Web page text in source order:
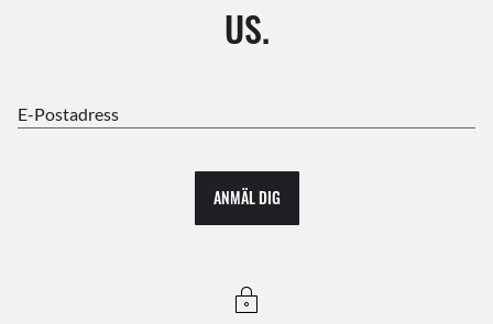
US.
E-Postadress
ANMÄL DIG